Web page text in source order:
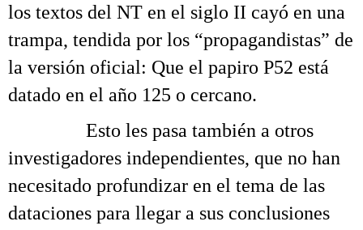
los textos del NT en el siglo II cayó en una
trampa, tendida por los “propagandistas” de
la versión oficial: Que el papiro P52 está
datado en el año 125 o cercano.
Esto les pasa también a otros
investigadores independientes, que no han
necesitado profundizar en el tema de las
dataciones para llegar a sus conclusiones